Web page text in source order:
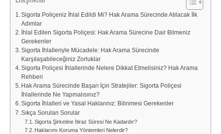
Sigorta Poliçeniz İhlal Edildi Mi? Hak Arama Sürecinde Atılacak İlk
Adımlar
İhlal Edilen Sigorta Poliçesi: Hak Arama Sürecine Dair Bilmeniz
Gerekenler
Sigorta İhlalleriyle Mücadele: Hak Arama Sürecinde
Karşılaşabileceğiniz Zorluklar
Sigorta Poliçesi İhlallerinde Nelere Dikkat Etmelisiniz? Hak Arama
Rehberi
Hak Arama Sürecinde Başarı İçin Stratejiler: Sigorta Poliçesi
İhlallerinde Ne Yapmalısınız?
Sigorta İhlalleri ve Yasal Haklarınız: Bilinmesi Gerekenler
Sıkça Sorulan Sorular
Sigorta Şirketine İtiraz Süresi Ne Kadardır?
Haklarımı Koruma Yöntemleri Nelerdir?